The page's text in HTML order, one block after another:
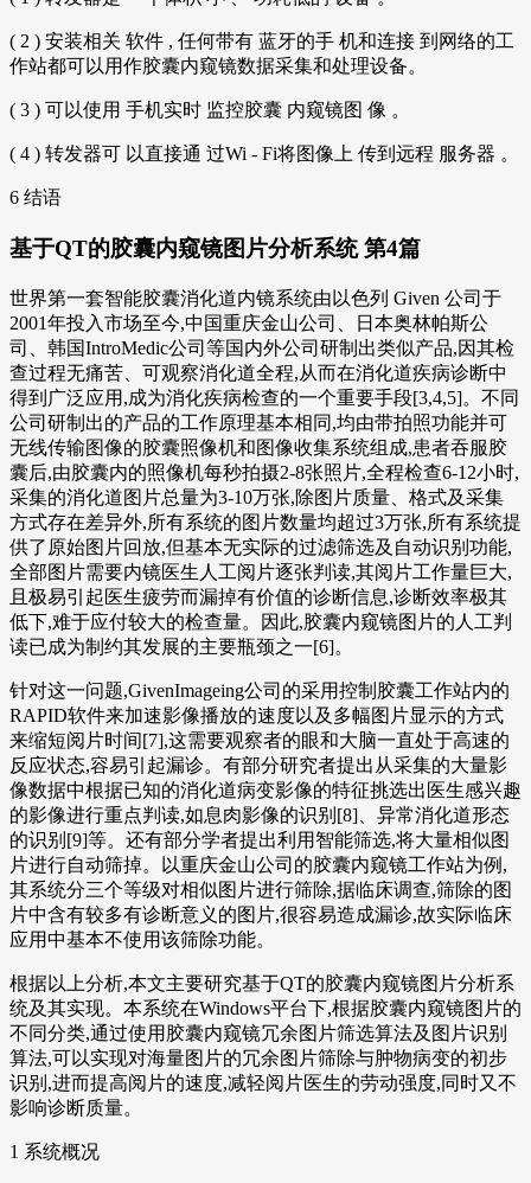
( 2 ) 安装相关 软件 , 任何带有 蓝牙的手 机和连接 到网络的工
作站都可以用作胶囊内窥镜数据采集和处理设备。
( 3 ) 可以使用 手机实时 监控胶囊 内窥镜图 像 。
( 4 ) 转发器可 以直接通 过Wi - Fi将图像上 传到远程 服务器 。
6 结语
基于QT的胶囊内窥镜图片分析系统 第4篇
世界第一套智能胶囊消化道内镜系统由以色列 Given 公司于
2001年投入市场至今,中国重庆金山公司、日本奥林帕斯公
司、韩国IntroMedic公司等国内外公司研制出类似产品,因其检
查过程无痛苦、可观察消化道全程,从而在消化道疾病诊断中
得到广泛应用,成为消化疾病检查的一个重要手段[3,4,5]。不同
公司研制出的产品的工作原理基本相同,均由带拍照功能并可
无线传输图像的胶囊照像机和图像收集系统组成,患者吞服胶
囊后,由胶囊内的照像机每秒拍摄2-8张照片,全程检查6-12小时,
采集的消化道图片总量为3-10万张,除图片质量、格式及采集
方式存在差异外,所有系统的图片数量均超过3万张,所有系统提
供了原始图片回放,但基本无实际的过滤筛选及自动识别功能,
全部图片需要内镜医生人工阅片逐张判读,其阅片工作量巨大,
且极易引起医生疲劳而漏掉有价值的诊断信息,诊断效率极其
低下,难于应付较大的检查量。因此,胶囊内窥镜图片的人工判
读已成为制约其发展的主要瓶颈之一[6]。
针对这一问题,GivenImageing公司的采用控制胶囊工作站内的
RAPID软件来加速影像播放的速度以及多幅图片显示的方式
来缩短阅片时间[7],这需要观察者的眼和大脑一直处于高速的
反应状态,容易引起漏诊。有部分研究者提出从采集的大量影
像数据中根据已知的消化道病变影像的特征挑选出医生感兴趣
的影像进行重点判读,如息肉影像的识别[8]、异常消化道形态
的识别[9]等。还有部分学者提出利用智能筛选,将大量相似图
片进行自动筛掉。以重庆金山公司的胶囊内窥镜工作站为例,
其系统分三个等级对相似图片进行筛除,据临床调查,筛除的图
片中含有较多有诊断意义的图片,很容易造成漏诊,故实际临床
应用中基本不使用该筛除功能。
根据以上分析,本文主要研究基于QT的胶囊内窥镜图片分析系
统及其实现。本系统在Windows平台下,根据胶囊内窥镜图片的
不同分类,通过使用胶囊内窥镜冗余图片筛选算法及图片识别
算法,可以实现对海量图片的冗余图片筛除与肿物病变的初步
识别,进而提高阅片的速度,减轻阅片医生的劳动强度,同时又不
影响诊断质量。
1 系统概况